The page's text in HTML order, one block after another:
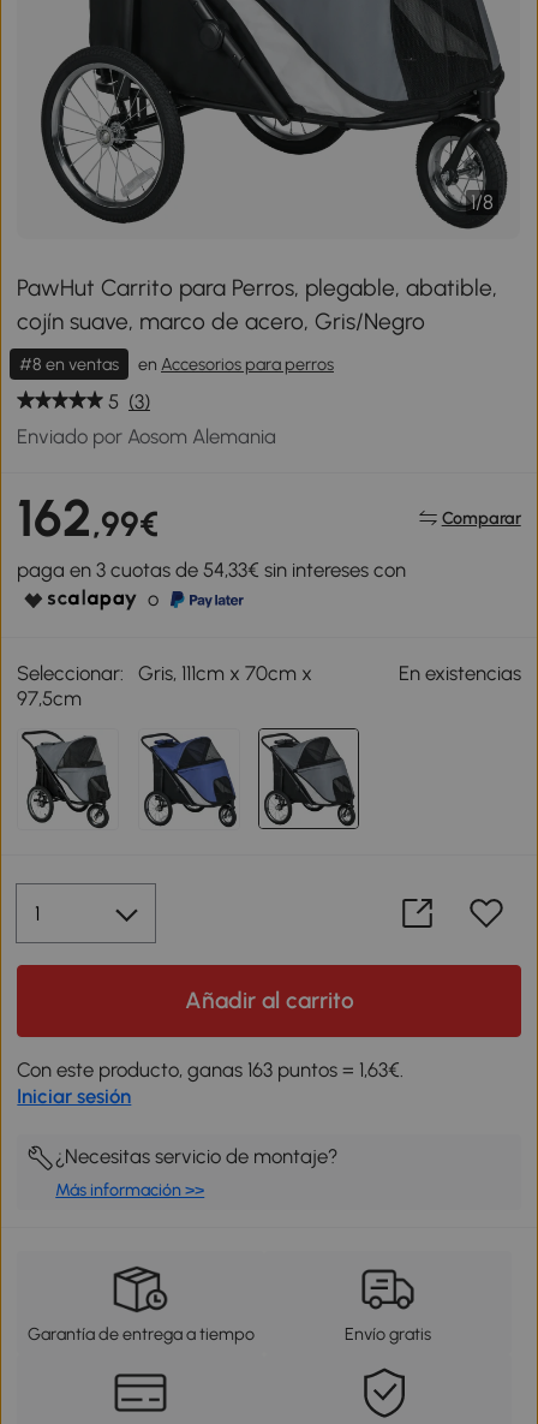
1/8
PawHut Carrito para Perros, plegable, abatible,
cojín suave, marco de acero, Gris/Negro
#8 en ventas en Accesorios para perros
5 (3)
Enviado por Aosom Alemania
162,99€ Comparar
paga en 3 cuotas de 54,33€ sin intereses con
o
Seleccionar:
Gris, 111cm x 70cm x
97,5cm
En existencias
Añadir al carrito
Con este producto, ganas 163 puntos = 1,63€.
Iniciar sesión
¿Necesitas servicio de montaje?
Más información >>
Garantía de entrega a tiempo Envío gratis